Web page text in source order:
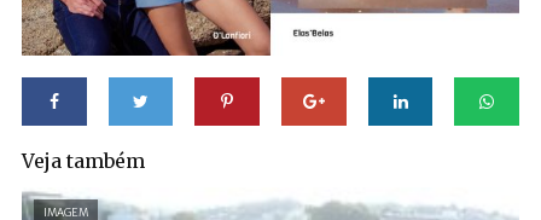
Veja também
IMAGEM